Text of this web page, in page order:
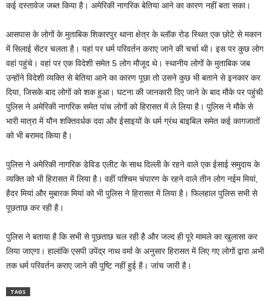
कई दस्तावेज जब्त किया है। अमेरिकी नागरिक बेतिया आने का कारण नहीं बता सका।
आसपास के लोगों के मुताबिक शिकारपुर थाना क्षेत्र के ब्लॉक रोड स्थित एक छोटे से मकान
में सिलाई सेंटर चलता है। यहां पर धर्म परिवर्तन कराए जाने की चर्चा थी। इस पर कुछ लोग
वहां पहुंचे। वहां पर एक विदेशी समेत 5 लोग मौजूद थे। स्थानीय लोगों के मुताबिक जब
उन्होंने विदेशी व्यक्ति से बेतिया आने का कारण पूछा तो उसने कुछ भी बताने से इनकार कर
दिया, जिसके बाद लोगों को शक हुआ। घटना की जानकारी दिए जाने के बाद मौके पर पहुंची
पुलिस ने अमेरिकी नागरिक समेत पांच लोगों को हिरासत में ले लिया है। पुलिस ने मौके से
भारी मात्रा में यौन शक्तिवर्धक दवा और ईसाइयों के धर्म ग्रंथ बाइबिल समेत कई कागजातों
को भी बरामद किया है।
पुलिस ने अमेरिकी नागरिक डेविड एलीट के साथ दिल्ली के रहने वाले एक ईसाई समुदाय के
व्यक्ति को भी हिरासत में लिया है। वहीं पश्चिम चंपारण के रहने वाले तीन लोग नईम मियां,
हैदर मियां और मुबारक मियां को भी पुलिस ने हिरासत में लिया है। फिलहाल पुलिस सभी से
पूछताछ कर रही है।
पुलिस ने बताया है कि सभी से पूछताछ चल रही है और जल्द ही पूरे मामले का खुलासा कर
लिया जाएगा। हालांकि एसपी उपेंद्र नाथ वर्मा के अनुसार हिरासत में लिए गए लोगों द्वारा अभी
तक धर्म परिवर्तन कराए जाने की पुष्टि नहीं हुई है। जांच जारी है।
TAGS